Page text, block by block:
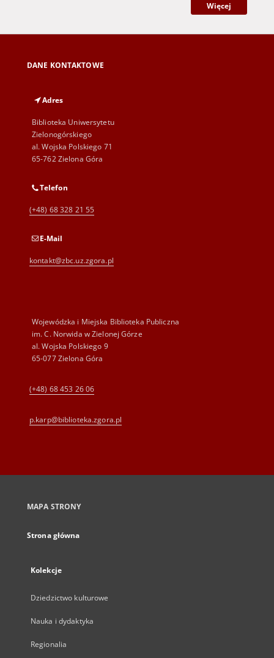
Więcej
DANE KONTAKTOWE
Adres
Biblioteka Uniwersytetu
Zielonogórskiego
al. Wojska Polskiego 71
65-762 Zielona Góra
Telefon
(+48) 68 328 21 55
E-Mail
kontakt@zbc.uz.zgora.pl
Wojewódzka i Miejska Biblioteka Publiczna
im. C. Norwida w Zielonej Górze
al. Wojska Polskiego 9
65-077 Zielona Góra
(+48) 68 453 26 06
p.karp@biblioteka.zgora.pl
MAPA STRONY
Strona główna
Kolekcje
Dziedzictwo kulturowe
Nauka i dydaktyka
Regionalia